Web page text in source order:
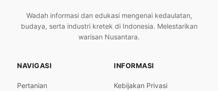
Wadah informasi dan edukasi mengenai kedaulatan,
budaya, serta industri kretek di Indonesia. Melestarikan
warisan Nusantara.
NAVIGASI
Pertanian
INFORMASI
Kebijakan Privasi